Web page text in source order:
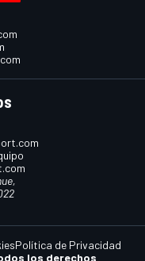
los derechos
Política de Privacidad